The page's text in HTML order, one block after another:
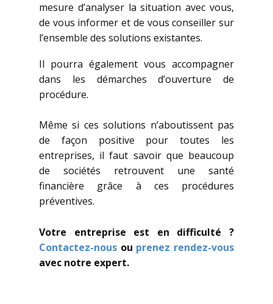
mesure d’analyser la situation avec vous,
de vous informer et de vous conseiller sur
l’ensemble des solutions existantes.
Il pourra également vous accompagner
dans les démarches d’ouverture de
procédure.
Même si ces solutions n’aboutissent pas
de façon positive pour toutes les
entreprises, il faut savoir que beaucoup
de sociétés retrouvent une santé
financière grâce à ces procédures
préventives.
Votre entreprise est en difficulté ?
Contactez-nous ou prenez rendez-vous
avec notre expert.